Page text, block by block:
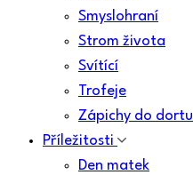
Smyslohraní
Strom života
Svítící
Trofeje
Zápichy do dortu
Příležitosti
Den matek